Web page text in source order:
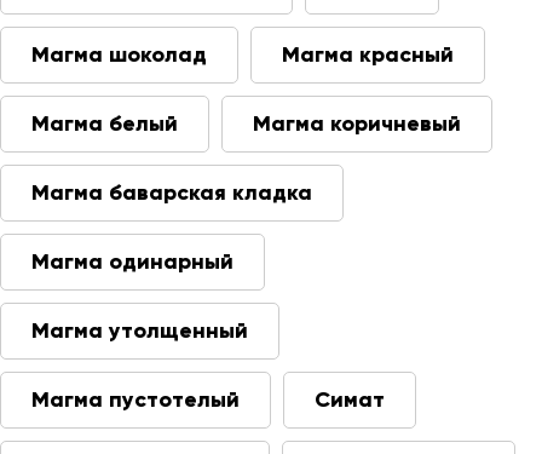
Магма шоколад Магма красный
Магма белый Магма коричневый
Магма баварская кладка
Магма одинарный
Магма утолщенный
Магма пустотелый Симат